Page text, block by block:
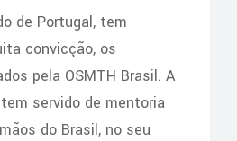
de Portugal, tem
convicção, os
pela OSMTH Brasil. A
servido de mentoria
do Brasil, no seu